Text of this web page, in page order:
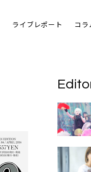
ライブレポート コラ